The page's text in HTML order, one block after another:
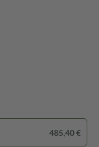
485,40 €